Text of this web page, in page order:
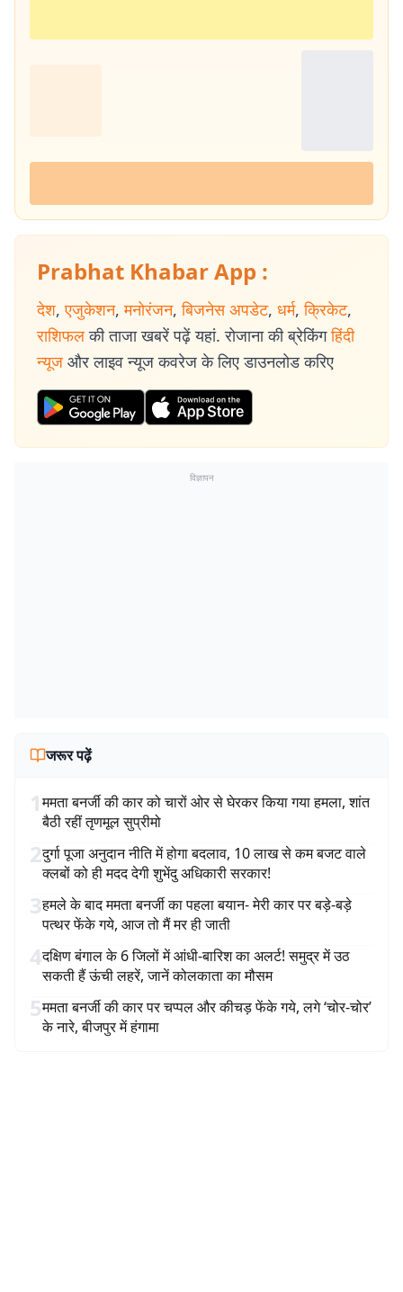
Prabhat Khabar App :
देश, एजुकेशन, मनोरंजन, बिजनेस अपडेट, धर्म, क्रिकेट,
राशिफल की ताजा खबरें पढ़ें यहां. रोजाना की ब्रेकिंग हिंदी
न्यूज और लाइव न्यूज कवरेज के लिए डाउनलोड करिए
विज्ञापन
जरूर पढ़ें
1ममता बनर्जी की कार को चारों ओर से घेरकर किया गया हमला, शांत
बैठी रहीं तृणमूल सुप्रीमो
2दुर्गा पूजा अनुदान नीति में होगा बदलाव, 10 लाख से कम बजट वाले
क्लबों को ही मदद देगी शुभेंदु अधिकारी सरकार!
3हमले के बाद ममता बनर्जी का पहला बयान- मेरी कार पर बड़े-बड़े
पत्थर फेंके गये, आज तो मैं मर ही जाती
4दक्षिण बंगाल के 6 जिलों में आंधी-बारिश का अलर्ट! समुद्र में उठ
सकती हैं ऊंची लहरें, जानें कोलकाता का मौसम
5ममता बनर्जी की कार पर चप्पल और कीचड़ फेंके गये, लगे ‘चोर-चोर’
के नारे, बीजपुर में हंगामा